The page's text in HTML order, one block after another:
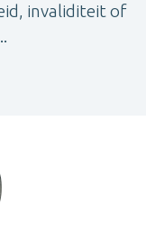
invaliditeit of